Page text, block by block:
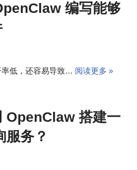
编写能够
率低，还容易导致… 阅读更多 »
OpenClaw 搭建一
服务？